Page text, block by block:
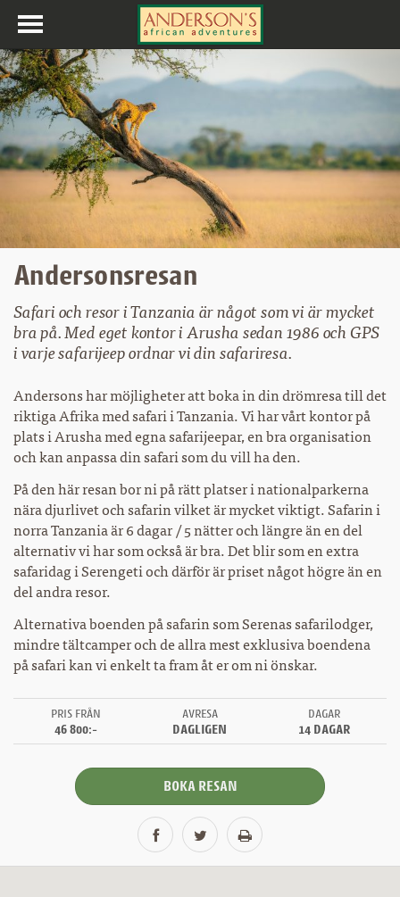
Toggle
navigation
Andersonsresan
Safari och resor i Tanzania är något som vi är mycket
bra på. Med eget kontor i Arusha sedan 1986 och GPS
i varje safarijeep ordnar vi din safariresa.
Andersons har möjligheter att boka in din drömresa till det
riktiga Afrika med safari i Tanzania. Vi har vårt kontor på
plats i Arusha med egna safarijeepar, en bra organisation
och kan anpassa din safari som du vill ha den.
På den här resan bor ni på rätt platser i nationalparkerna
nära djurlivet och safarin vilket är mycket viktigt. Safarin i
norra Tanzania är 6 dagar / 5 nätter och längre än en del
alternativ vi har som också är bra. Det blir som en extra
safaridag i Serengeti och därför är priset något högre än en
del andra resor.
Alternativa boenden på safarin som Serenas safarilodger,
mindre tältcamper och de allra mest exklusiva boendena
på safari kan vi enkelt ta fram åt er om ni önskar.
PRIS FRÅN
46 800:-
AVRESA
DAGLIGEN
DAGAR
14 DAGAR
BOKA RESAN